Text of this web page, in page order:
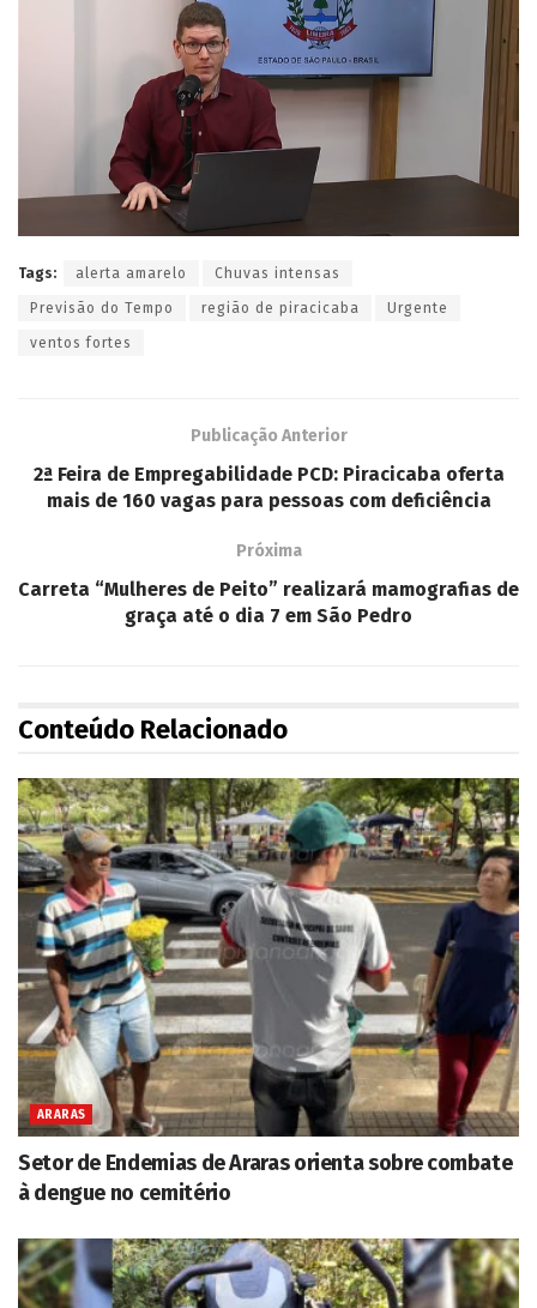
Tags: alerta amarelo Chuvas intensas
Previsão do Tempo região de piracicaba Urgente
ventos fortes
Publicação Anterior
2ª Feira de Empregabilidade PCD: Piracicaba oferta
mais de 160 vagas para pessoas com deficiência
Próxima
Carreta “Mulheres de Peito” realizará mamografias de
graça até o dia 7 em São Pedro
Conteúdo Relacionado
ARARAS
Setor de Endemias de Araras orienta sobre combate
à dengue no cemitério